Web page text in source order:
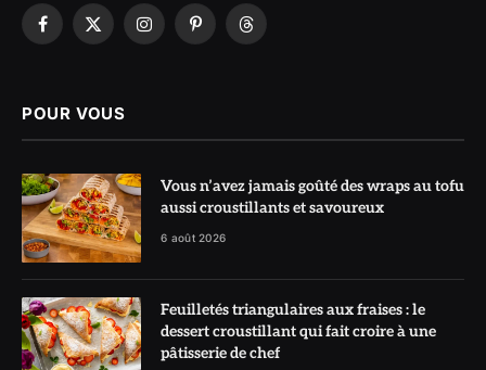
Facebook
X
InstagramPinterestThreads
POUR VOUS
Vous n’avez jamais goûté des wraps au tofu
aussi croustillants et savoureux
6 août 2026
Feuilletés triangulaires aux fraises : le
dessert croustillant qui fait croire à une
pâtisserie de chef